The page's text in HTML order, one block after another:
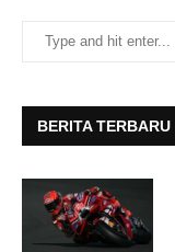
BERITA TERBARU